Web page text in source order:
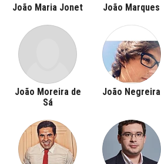
João Maria Jonet João Marques
João Moreira de
Sá
João Negreira